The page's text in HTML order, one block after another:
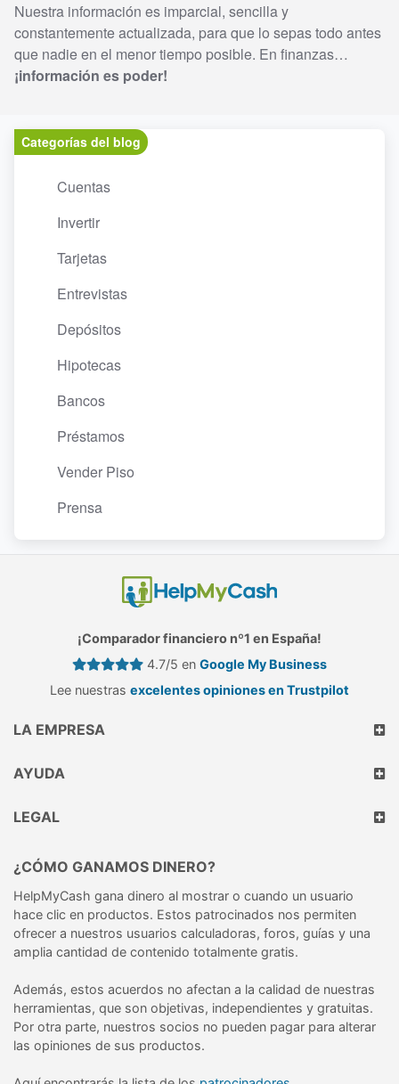
Nuestra información es imparcial, sencilla y
constantemente actualizada, para que lo sepas todo antes
que nadie en el menor tiempo posible. En finanzas…
¡información es poder!
Categorías del blog
Cuentas
Invertir
Tarjetas
Entrevistas
Depósitos
Hipotecas
Bancos
Préstamos
Vender Piso
Prensa
¡Comparador financiero nº1 en España!
4.7/5 en Google My Business
Lee nuestras excelentes opiniones en Trustpilot
LA EMPRESA
AYUDA
LEGAL
¿CÓMO GANAMOS DINERO?
HelpMyCash gana dinero al mostrar o cuando un usuario
hace clic en productos. Estos patrocinados nos permiten
ofrecer a nuestros usuarios calculadoras, foros, guías y una
amplia cantidad de contenido totalmente gratis.
Además, estos acuerdos no afectan a la calidad de nuestras
herramientas, que son objetivas, independientes y gratuitas.
Por otra parte, nuestros socios no pueden pagar para alterar
las opiniones de sus productos.